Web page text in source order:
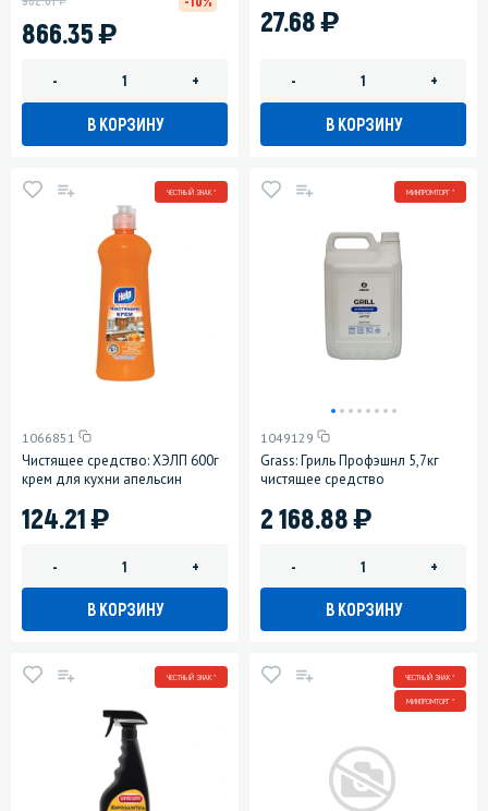
866.35)
- +
В КОРЗИНУ
27.68)
- +
В КОРЗИНУ
ЧЕСТНЫЙ ЗНАК *
1066851
Чистящее средство: ХЭЛП 600г
крем для кухни апельсин
124.21)
- +
В КОРЗИНУ
МИНПРОМТОРГ *
1049129
Grass: Гриль Профэшнл 5,7кг
чистящее средство
2 168.88)
- +
В КОРЗИНУ
ЧЕСТНЫЙ ЗНАК * ЧЕСТНЫЙ ЗНАК *
МИНПРОМТОРГ *